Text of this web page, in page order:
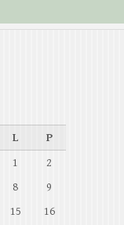
L
P
1
2
8
9
15
16